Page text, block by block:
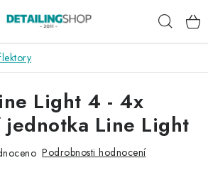
Light 4 - 4x
jednotka Line Light
Podrobnosti hodnocení